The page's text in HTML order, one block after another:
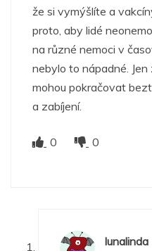
že si vymýšlíte a
proto, aby lidé
na různé nemoci v
nebylo to nápadné.
mohou pokračovat
a zabíjení.
0 0
lunalinda